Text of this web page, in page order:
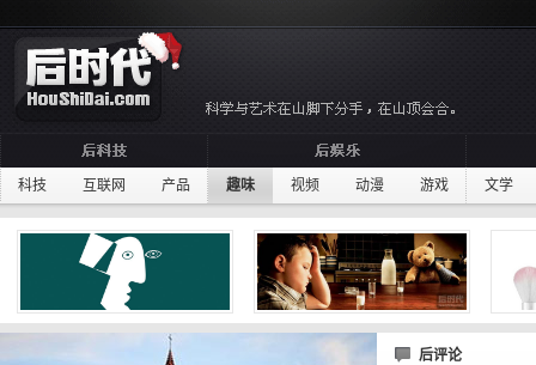
科技 互联网 产品 趣味 视频 动漫 游戏 文学
后评论